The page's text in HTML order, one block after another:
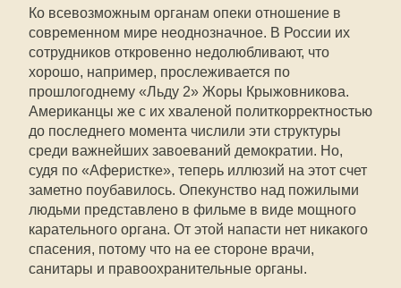
Ко всевозможным органам опеки отношение в
современном мире неоднозначное. В России их
сотрудников откровенно недолюбливают, что
хорошо, например, прослеживается по
прошлогоднему «Льду 2» Жоры Крыжовникова.
Американцы же с их хваленой политкорректностью
до последнего момента числили эти структуры
среди важнейших завоеваний демократии. Но,
судя по «Аферистке», теперь иллюзий на этот счет
заметно поубавилось. Опекунство над пожилыми
людьми представлено в фильме в виде мощного
карательного органа. От этой напасти нет никакого
спасения, потому что на ее стороне врачи,
санитары и правоохранительные органы.